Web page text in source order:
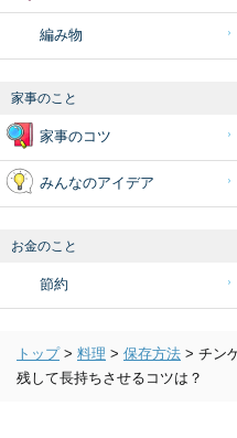
編み物
家事のこと
家事のコツ
みんなのアイデア
お金のこと
節約
トップ > 料理 > 保存方法 > チン
残して長持ちさせるコツは？